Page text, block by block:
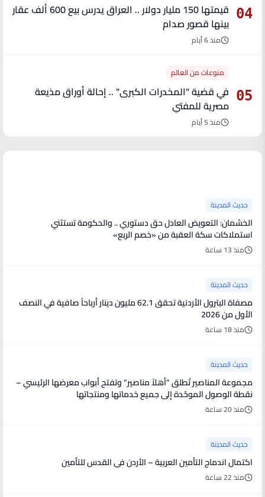
04
قيمتها 150 مليار دولار .. العراق يدرس بيع 600 ألف عقار
بينها قصور صدام
منذ 6 أيام
05
منوعات من العالم
في قضية "المخدرات الكبرى" .. إحالة أوراق مذيعة
مصرية للمفتي
منذ 5 أيام
حديث المدينة
الخشمان: التعويض العادل حق دستوري .. والحكومة تستثني
استملاكات سكة العقبة من «خصم الربع»
منذ 13 ساعة
حديث المدينة
مصفاة البترول الأردنية تحقق 62.1 مليون دينار أرباحاً صافية في النصف
الأول من 2026
منذ 18 ساعة
حديث المدينة
مجموعة المناصير تُطلق "أهلاً مناصير" وتفتح أبواب معرضها الرئيسي –
نقطة الوصول الموحّدة إلى جميع خدماتها ومنتجاتها
منذ 20 ساعة
حديث المدينة
اكتمال اندماج التأمين العربية – الأردن في القدس للتأمين
منذ 22 ساعة